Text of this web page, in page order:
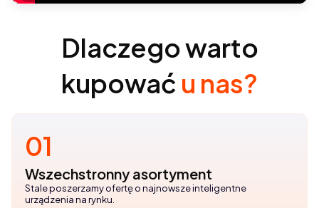
Dlaczego warto
kupować u nas?
01
Wszechstronny asortyment
Stale poszerzamy ofertę o najnowsze inteligentne
urządzenia na rynku.